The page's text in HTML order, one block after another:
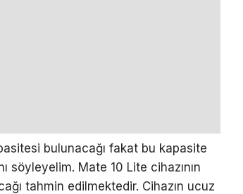
bulunacağı fakat bu kapasite
söyleyelim. Mate 10 Lite cihazının
tahmin edilmektedir. Cihazın ucuz